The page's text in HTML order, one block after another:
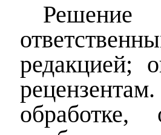
Решение
редакцией;